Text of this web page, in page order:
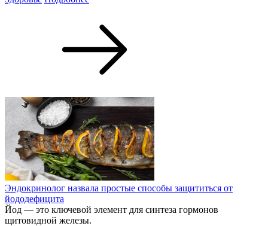
Эндокринолог назвала простые способы защититься от
йододефицита
Йод — это ключевой элемент для синтеза гормонов
щитовидной железы.